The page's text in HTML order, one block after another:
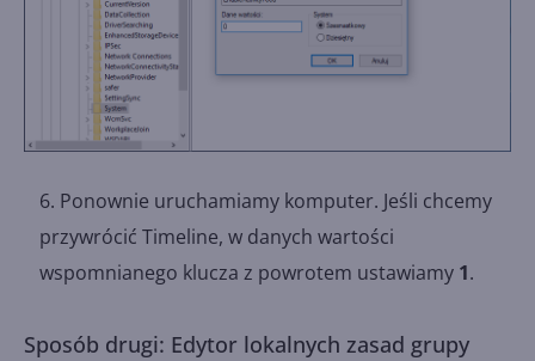
Ponownie uruchamiamy komputer. Jeśli chcemy
przywrócić Timeline, w danych wartości
wspomnianego klucza z powrotem ustawiamy 1.
Sposób drugi: Edytor lokalnych zasad grupy